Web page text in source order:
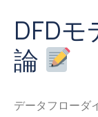
DFD
論
データフローダ